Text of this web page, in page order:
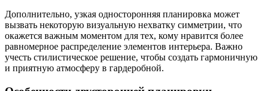
Дополнительно, узкая односторонняя планировка может
вызвать некоторую визуальную нехватку симметрии, что
окажется важным моментом для тех, кому нравится более
равномерное распределение элементов интерьера. Важно
учесть стилистическое решение, чтобы создать гармоничную
и приятную атмосферу в гардеробной.